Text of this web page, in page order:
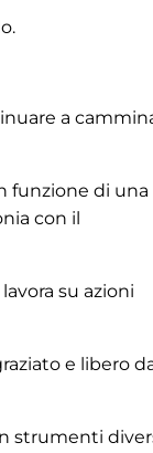
a
funzione di una
con il
su azioni
e libero
strumenti